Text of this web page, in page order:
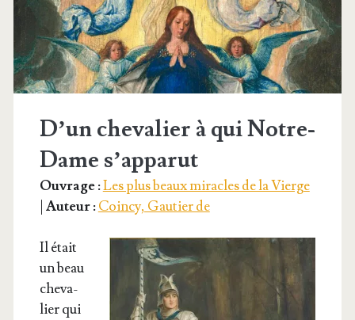
D’un chevalier à qui Notre-
Dame s’apparut
Ouvrage :Les plus beaux miracles de la Vierge
Auteur :Coincy, Gautier de
Il était
un beau
che­va­
lier qui